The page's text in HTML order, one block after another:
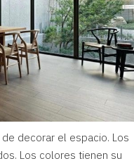
decorar el espacio. Los
Los colores tienen su